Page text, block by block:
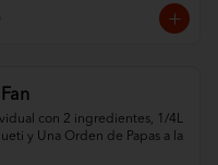
L.
con 2 ingredientes, 1/4L
y Una Orden de Papas a la